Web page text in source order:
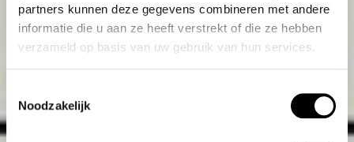
partners kunnen deze gegevens combineren met andere
informatie die u aan ze heeft verstrekt of die ze hebben
verzameld op basis van uw gebruik van hun services.
Noodzakelijk